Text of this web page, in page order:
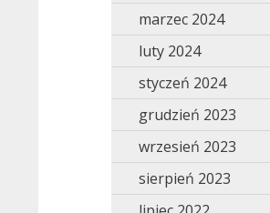
marzec 2024
luty 2024
styczeń 2024
grudzień 2023
wrzesień 2023
sierpień 2023